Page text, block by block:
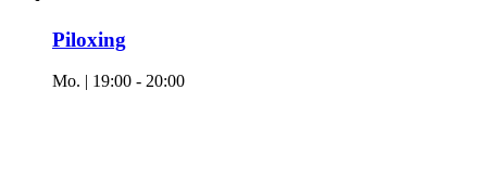
Piloxing
Mo. | 19:00 - 20:00